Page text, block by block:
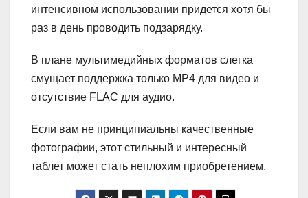
интенсивном использовании придется хотя бы
раз в день проводить подзарядку.
В плане мультимедийных форматов слегка
смущает поддержка только MP4 для видео и
отсутствие FLAC для аудио.
Если вам не принципиальны качественные
фотографии, этот стильный и интересный
таблет может стать неплохим приобретением.